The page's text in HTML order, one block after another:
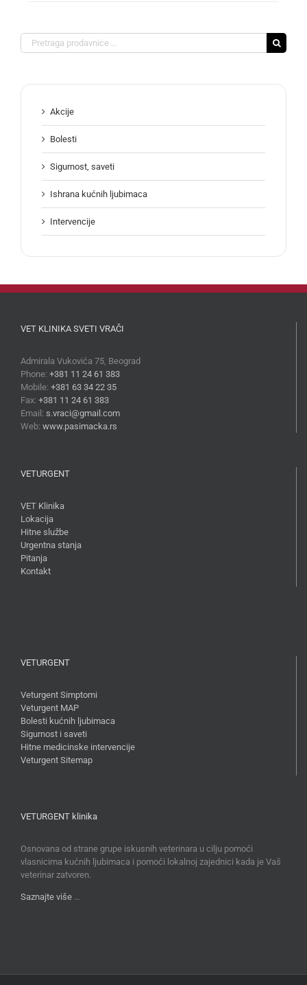
Search
for:
Akcije
Bolesti
Sigurnost, saveti
Ishrana kućnih ljubimaca
Intervencije
VET KLINIKA SVETI VRAČI
Admirala Vukovića 75, Beograd
Phone: +381 11 24 61 383
Mobile: +381 63 34 22 35
Fax: +381 11 24 61 383
Email: s.vraci@gmail.com
Web: www.pasimacka.rs
VETURGENT
VET Klinika
Lokacija
Hitne službe
Urgentna stanja
Pitanja
Kontakt
VETURGENT
Veturgent Simptomi
Veturgent MAP
Bolesti kućnih ljubimaca
Sigurnost i saveti
Hitne medicinske intervencije
Veturgent Sitemap
VETURGENT klinika
Osnovana od strane grupe iskusnih veterinara u cilju pomoći
vlasnicima kućnih ljubimaca i pomoći lokalnoj zajednici kada je Vaš
veterinar zatvoren.
Saznajte više …